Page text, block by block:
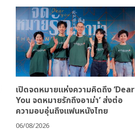
เปิดจดหมายแห่งความคิดถึง ‘Dear
You จดหมายรักถึงอาม่า’ ส่งต่อ
ความอบอุ่นถึงแฟนหนังไทย
06/08/2026